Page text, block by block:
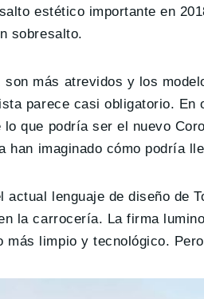
estético importante en
sobresalto.
más atrevidos y los
parece casi obligatorio. En
que podría ser el nuevo
imaginado cómo podría
actual lenguaje de diseño de
la carrocería. La firma
más limpio y tecnológico.